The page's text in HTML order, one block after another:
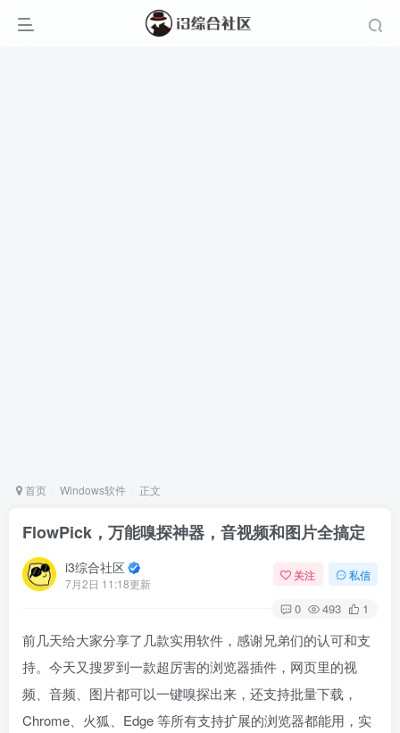
首页 Windows软件 正文
FlowPick，万能嗅探神器，音视频和图片全搞定
i3综合社区
7月2日 11:18更新
关注 私信
0 493 1
前几天给大家分享了几款实用软件，感谢兄弟们的认可和支
持。今天又搜罗到一款超厉害的浏览器插件，网页里的视
频、音频、图片都可以一键嗅探出来，还支持批量下载，
Chrome、火狐、Edge 等所有支持扩展的浏览器都能用，实